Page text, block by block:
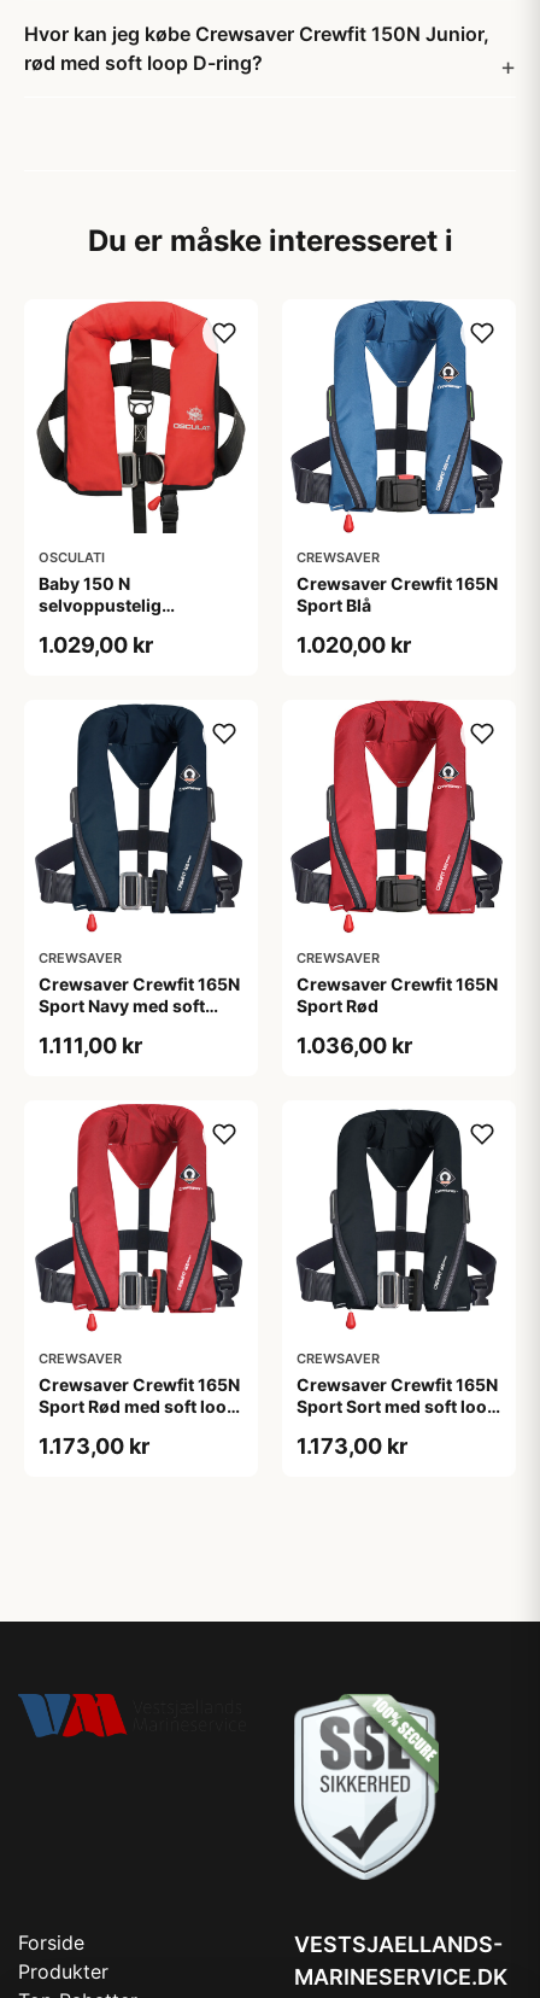
Hvor kan jeg købe Crewsaver Crewfit 150N Junior,
rød med soft loop D-ring?
Du er måske interesseret i
OSCULATI
Baby 150 N
selvoppustelig
redningsvest
1.029,00 kr
CREWSAVER
Crewsaver Crewfit 165N
Sport Blå
1.020,00 kr
CREWSAVER
Crewsaver Crewfit 165N
Sport Navy med soft
1.111,00 kr
CREWSAVER
Crewsaver Crewfit 165N
Sport Rød
1.036,00 kr
CREWSAVER
Crewsaver Crewfit 165N
Sport Rød med soft loop
1.173,00 kr
CREWSAVER
Crewsaver Crewfit 165N
Sport Sort med soft loop
1.173,00 kr
Forside
Produkter
VESTSJAELLANDS-
MARINESERVICE.DK